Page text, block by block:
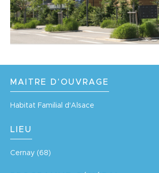
MAITRE D'OUVRAGE
Habitat Familial d'Alsace
LIEU
Cernay (68)